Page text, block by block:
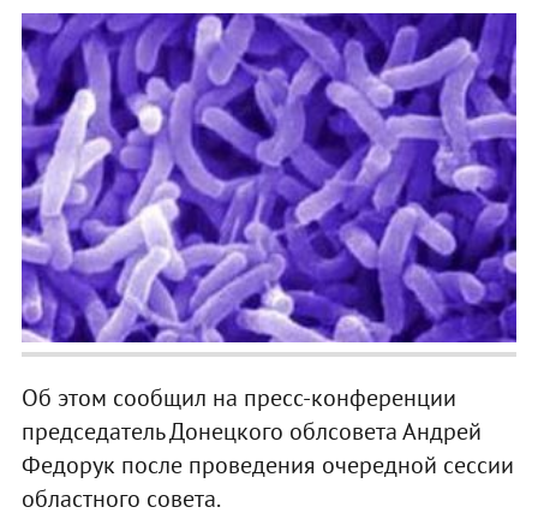
Об этом сообщил на пресс-конференции
председатель Донецкого облсовета Андрей
Федорук после проведения очередной сессии
областного совета.